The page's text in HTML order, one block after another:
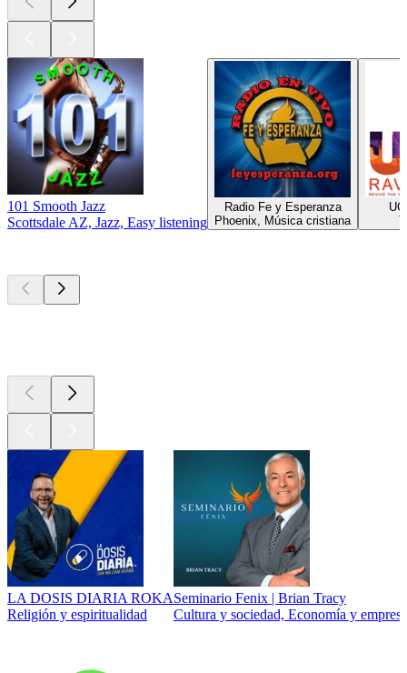
101 Smooth Jazz
Scottsdale AZ, Jazz, Easy listening
Radio Fe y Esperanza
Phoenix, Música cristiana
LA DOSIS DIARIA ROKA
Religión y espiritualidad
Seminario Fenix | Brian Tracy
Cultura y sociedad, Economía y